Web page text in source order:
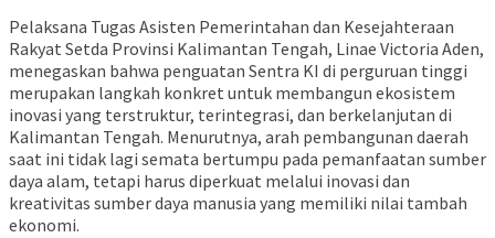
Pelaksana Tugas Asisten Pemerintahan dan Kesejahteraan
Rakyat Setda Provinsi Kalimantan Tengah, Linae Victoria Aden,
menegaskan bahwa penguatan Sentra KI di perguruan tinggi
merupakan langkah konkret untuk membangun ekosistem
inovasi yang terstruktur, terintegrasi, dan berkelanjutan di
Kalimantan Tengah. Menurutnya, arah pembangunan daerah
saat ini tidak lagi semata bertumpu pada pemanfaatan sumber
daya alam, tetapi harus diperkuat melalui inovasi dan
kreativitas sumber daya manusia yang memiliki nilai tambah
ekonomi.